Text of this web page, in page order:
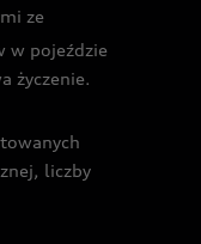
ze
w pojeździe
życzenie.
liczby